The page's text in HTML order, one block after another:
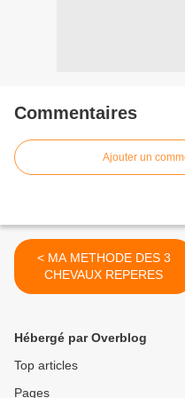
Commentaires
Ajouter un
< MA METHODE DES 3
CHEVAUX REPERES
Hébergé par Overblog
Top articles
Pages